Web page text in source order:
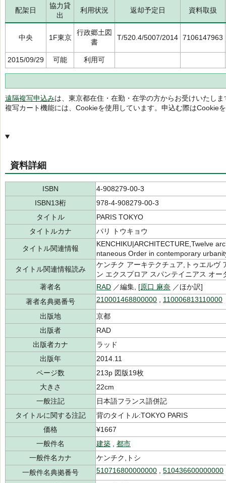
配架日
協力貸
出
利用状況 返却予定日 資料取扱
中央 1F東京
行政郷土図
書
T/520.4/5007/2014 7106147963
2015/09/29 可能 利用可
遠隔複写申込みは、東京都在住・在勤・在学の方からお受けいたしま
複写カート機能には、Cookieを使用しています。申込む際はCookie
資料詳細
ISBN
4-908279-00-3
ISBN13桁
978-4-908279-00-3
タイトル
PARIS TOKYO
タイトルカナ
パリ トウキョウ
タイトル関連情報
KENCHIKU|ARCHITECTURE,Twelve
ntaneous Order in contemporary
タイトル関連情報読み
ケンチク アーキテクチュア,トゥエルヴ
ン エクスプロア スパンテイニアス オ
著者名
RAD ／編集, [原口 麻奈 ／ほか訳]
著者名典拠番号
210001468800000 110006813110000
出版地
京都
出版者
RAD
出版者カナ
ラッド
出版年
2014.11
ページ数
213p 図版19枚
大きさ
22cm
一般注記
日本語フランス語併記
タイトルに関する注記
背のタイトル:TOKYO PARIS
価格
¥1667
一般件名
建築
都市
一般件名カナ
ケンチク,トシ
一般件名典拠番号
510716800000000 510436600000000